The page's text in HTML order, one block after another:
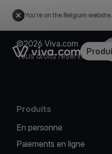
You're on the Belgium
Link to the homepage
©2026 Viva.com
Tous droits réservés
Produits
En personne
Paiements en ligne